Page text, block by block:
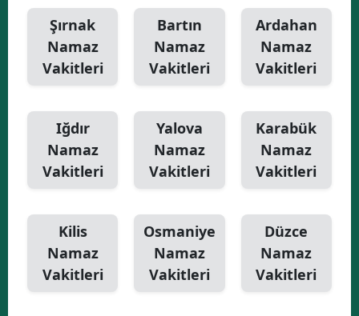
Şırnak
Namaz
Vakitleri
Bartın
Namaz
Vakitleri
Ardahan
Namaz
Vakitleri
Iğdır
Namaz
Vakitleri
Yalova
Namaz
Vakitleri
Karabük
Namaz
Vakitleri
Kilis
Namaz
Vakitleri
Osmaniye
Namaz
Vakitleri
Düzce
Namaz
Vakitleri